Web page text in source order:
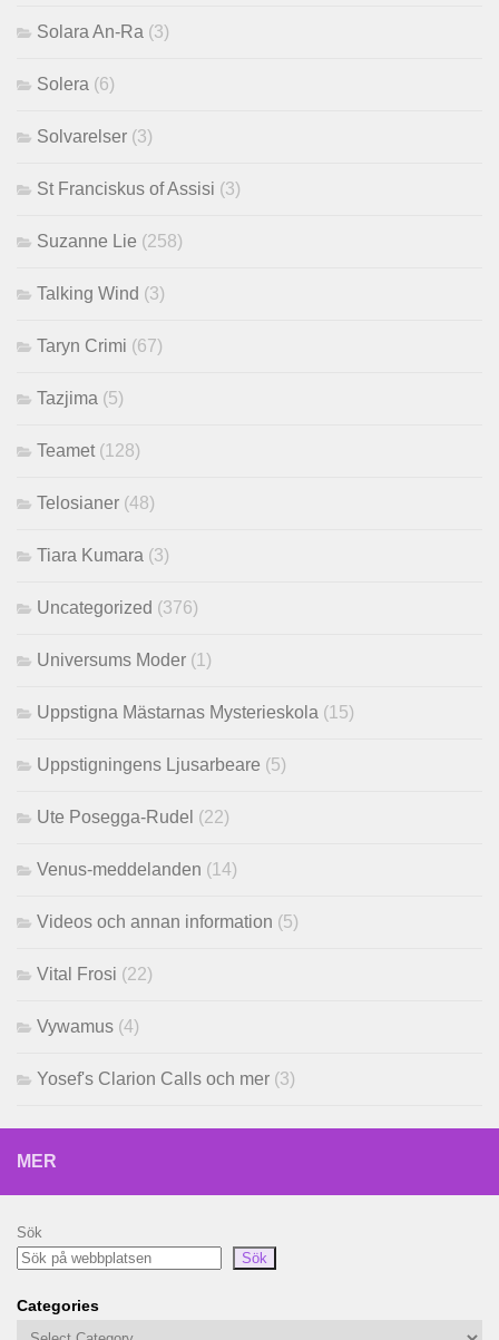
Solara An-Ra (3)
Solera (6)
Solvarelser (3)
St Franciskus of Assisi (3)
Suzanne Lie (258)
Talking Wind (3)
Taryn Crimi (67)
Tazjima (5)
Teamet (128)
Telosianer (48)
Tiara Kumara (3)
Uncategorized (376)
Universums Moder (1)
Uppstigna Mästarnas Mysterieskola (15)
Uppstigningens Ljusarbeare (5)
Ute Posegga-Rudel (22)
Venus-meddelanden (14)
Videos och annan information (5)
Vital Frosi (22)
Vywamus (4)
Yosef's Clarion Calls och mer (3)
MER
Sök
Sök
Categories